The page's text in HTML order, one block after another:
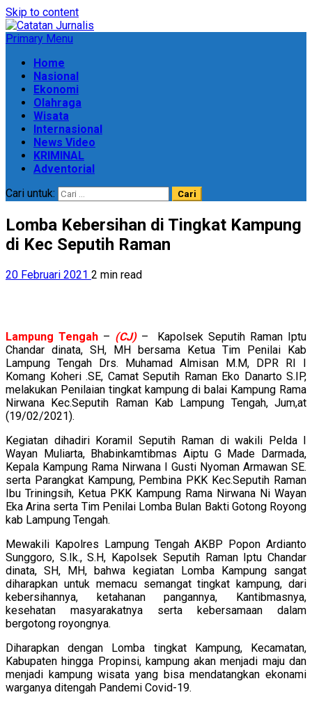
Skip to content
Primary Menu
Home
Nasional
Ekonomi
Olahraga
Wisata
Internasional
News Video
KRIMINAL
Adventorial
Cari untuk:
Lomba Kebersihan di Tingkat Kampung
di Kec Seputih Raman
20 Februari 2021 2 min read
Lampung Tengah– (CJ)– Kapolsek Seputih Raman Iptu
Chandar dinata, SH, MH bersama Ketua Tim Penilai Kab
Lampung Tengah Drs. Muhamad Almisan M.M, DPR RI I
Komang Koheri .SE, Camat Seputih Raman Eko Danarto S.IP,
melakukan Penilaian tingkat kampung di balai Kampung Rama
Nirwana Kec.Seputih Raman Kab Lampung Tengah, Jum,at
(19/02/2021).
Kegiatan dihadiri Koramil Seputih Raman di wakili Pelda I
Wayan Muliarta, Bhabinkamtibmas Aiptu G Made Darmada,
Kepala Kampung Rama Nirwana I Gusti Nyoman Armawan SE.
serta Parangkat Kampung, Pembina PKK Kec.Seputih Raman
Ibu Triningsih, Ketua PKK Kampung Rama Nirwana Ni Wayan
Eka Arina serta Tim Penilai Lomba Bulan Bakti Gotong Royong
kab Lampung Tengah.
Mewakili Kapolres Lampung Tengah AKBP Popon Ardianto
Sunggoro, S.Ik., S.H, Kapolsek Seputih Raman Iptu Chandar
dinata, SH, MH, bahwa kegiatan Lomba Kampung sangat
diharapkan untuk memacu semangat tingkat kampung, dari
kebersihannya, ketahanan pangannya, Kantibmasnya,
kesehatan masyarakatnya serta kebersamaan dalam
bergotong royongnya.
Diharapkan dengan Lomba tingkat Kampung, Kecamatan,
Kabupaten hingga Propinsi, kampung akan menjadi maju dan
menjadi kampung wisata yang bisa mendatangkan ekonami
warganya ditengah Pandemi Covid-19.